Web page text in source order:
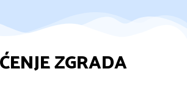
ZGRADA